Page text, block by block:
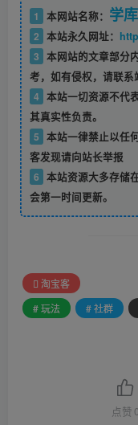
1 本网站名称： 学
2 本站永久网址：
3 本网站的文章部分
考，如有侵权，请联系
4 本站一切资源不代
其真实性负责。
5 本站一律禁止以任
客发现请向站长举报
6 本站资源大多存储
会第一时间更新。
淘宝客
# 玩法
# 社群
点赞 0